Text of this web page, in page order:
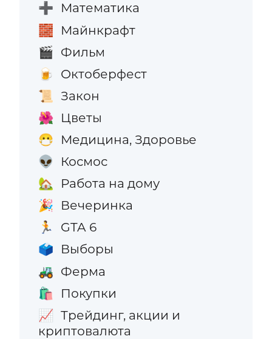
➕ Математика
🧱 Майнкрафт
🎬 Фильм
🍺 Октоберфест
📜 Закон
🌺 Цветы
😷 Медицина, Здоровье
👽 Космос
🏡 Работа на дому
🎉 Вечеринка
🏃 GTA 6
🗳️ Выборы
🚜 Ферма
🛍️ Покупки
📈 Трейдинг, акции и
криптовалюта